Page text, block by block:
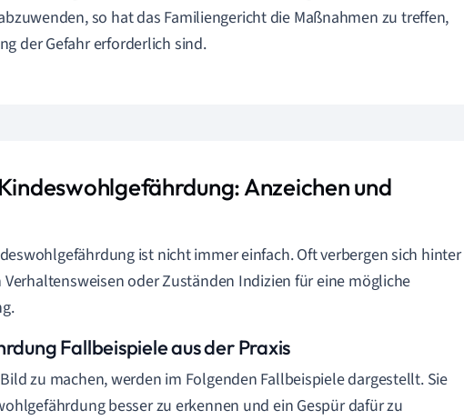
so hat das Familiengericht die Maßnahmen zu treffen,
der Gefahr erforderlich sind.
Anzeichen und
ist nicht immer einfach. Oft verbergen sich hinter
oder Zuständen Indizien für eine mögliche
Fallbeispiele aus der Praxis
zu machen, werden im Folgenden Fallbeispiele dargestellt. Sie
besser zu erkennen und ein Gespür dafür zu